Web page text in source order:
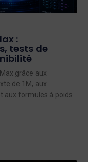
:
tests de
grâce aux
de 1M, aux
aux formules à poids